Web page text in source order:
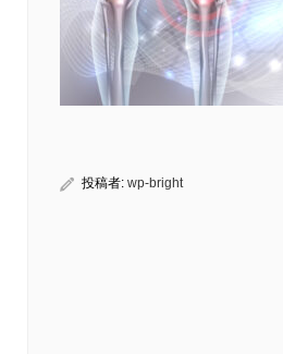
投稿者: wp-bright